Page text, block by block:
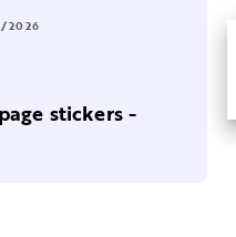
2026
stickers -